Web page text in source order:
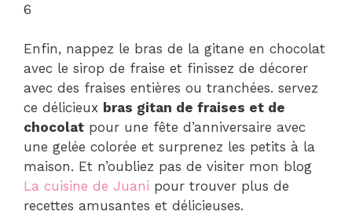
6
Enfin, nappez le bras de la gitane en chocolat
avec le sirop de fraise et finissez de décorer
avec des fraises entières ou tranchées. servez
ce délicieux bras gitan de fraises et de
chocolat pour une fête d’anniversaire avec
une gelée colorée et surprenez les petits à la
maison. Et n’oubliez pas de visiter mon blog
La cuisine de Juani pour trouver plus de
recettes amusantes et délicieuses.